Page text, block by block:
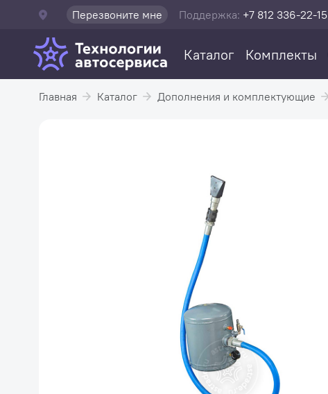
Перезвоните мне Поддержка: +7 812 336-22-15
Каталог Комплекты
Главная Каталог Дополнения и комплектующие